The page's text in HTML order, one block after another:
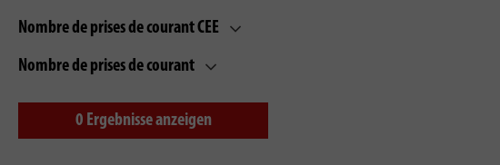
Nombre de prises de courant CEE
Nombre de prises de courant
0 Ergebnisse anzeigen